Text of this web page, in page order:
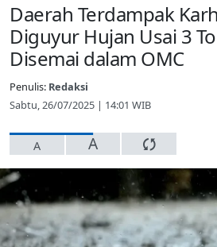
Daerah Terdampak
Diguyur Hujan Usai 3
Disemai dalam OMC
Penulis: Redaksi
Sabtu, 26/07/2025 | 14:01 WIB
A A